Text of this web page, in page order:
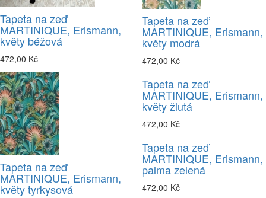
Tapeta na zeď
MARTINIQUE, Erismann,
květy béžová
472,00 Kč
Tapeta na zeď
MARTINIQUE, Erismann,
květy modrá
472,00 Kč
Tapeta na zeď
MARTINIQUE, Erismann,
květy tyrkysová
Tapeta na zeď
MARTINIQUE, Erismann,
květy žlutá
472,00 Kč
Tapeta na zeď
MARTINIQUE, Erismann,
palma zelená
472,00 Kč